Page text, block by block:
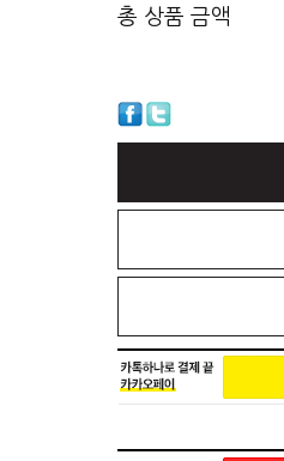
총 상품 금액